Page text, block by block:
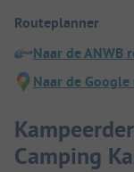
Routeplanner
Naar de ANWB
Naar de
Camping